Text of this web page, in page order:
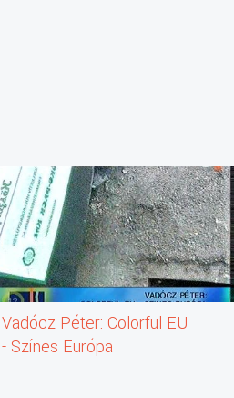
Vadócz Péter: Colorful EU
- Színes Európa